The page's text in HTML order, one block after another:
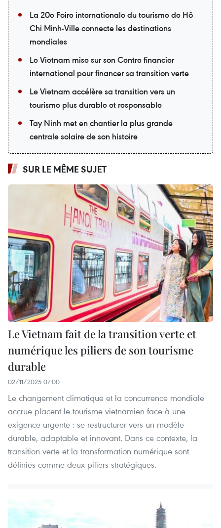
La 20e Foire internationale du tourisme de Hô
Chi Minh-Ville connecte les destinations
mondiales
Le Vietnam mise sur son Centre financier
international pour financer sa transition verte
Le Vietnam accélère sa transition vers un
tourisme plus durable et responsable
Tay Ninh met en chantier la plus grande
centrale solaire de son histoire
SUR LE MÊME SUJET
Le Vietnam fait de la transition verte et
numérique les piliers de son tourisme
durable
02/11/2025 07:00
Le changement climatique et la concurrence mondiale
accrue placent le tourisme vietnamien face à une
exigence urgente : se restructurer vers un modèle
durable, adaptable et innovant. Dans ce contexte, la
transition verte et la transformation numérique sont
définies comme deux piliers stratégiques.